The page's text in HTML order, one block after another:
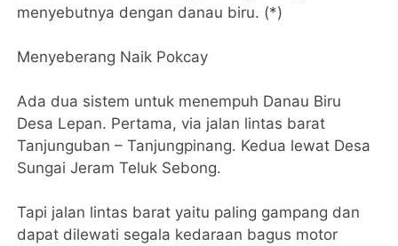
menyebutnya dengan danau biru. (*)
Menyeberang Naik Pokcay
Ada dua sistem untuk menempuh Danau Biru
Desa Lepan. Pertama, via jalan lintas barat
Tanjunguban – Tanjungpinang. Kedua lewat Desa
Sungai Jeram Teluk Sebong.
Tapi jalan lintas barat yaitu paling gampang dan
dapat dilewati segala kedaraan bagus motor